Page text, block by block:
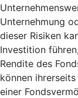
Unternehmung
dieser Risiken
Investition
Rendite des
können
einer